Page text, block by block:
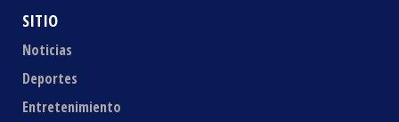
SITIO
Noticias
Deportes
Entretenimiento